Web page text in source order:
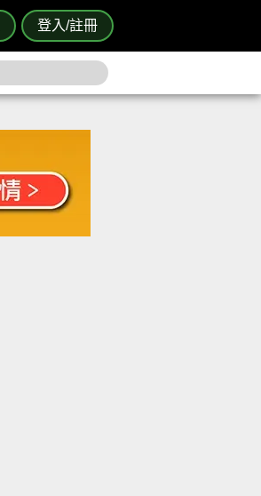
登入/註冊